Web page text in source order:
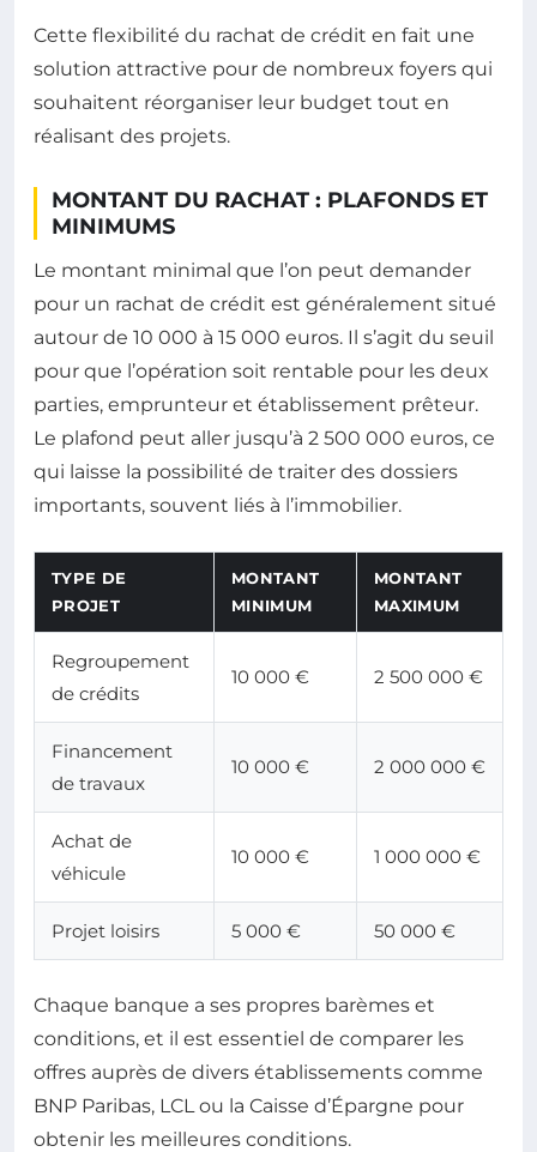
Cette flexibilité du rachat de crédit en fait une
solution attractive pour de nombreux foyers qui
souhaitent réorganiser leur budget tout en
réalisant des projets.
MONTANT DU RACHAT : PLAFONDS ET
MINIMUMS
Le montant minimal que l’on peut demander
pour un rachat de crédit est généralement situé
autour de 10 000 à 15 000 euros. Il s’agit du seuil
pour que l’opération soit rentable pour les deux
parties, emprunteur et établissement prêteur.
Le plafond peut aller jusqu’à 2 500 000 euros, ce
qui laisse la possibilité de traiter des dossiers
importants, souvent liés à l’immobilier.
TYPE DE
PROJET
MONTANT
MINIMUM
MONTANT
MAXIMUM
Regroupement
de crédits
10 000 € 2 500 000 €
Financement
de travaux
10 000 € 2 000 000 €
Achat de
véhicule
10 000 € 1 000 000 €
Projet loisirs 5 000 € 50 000 €
Chaque banque a ses propres barèmes et
conditions, et il est essentiel de comparer les
offres auprès de divers établissements comme
BNP Paribas, LCL ou la Caisse d’Épargne pour
obtenir les meilleures conditions.